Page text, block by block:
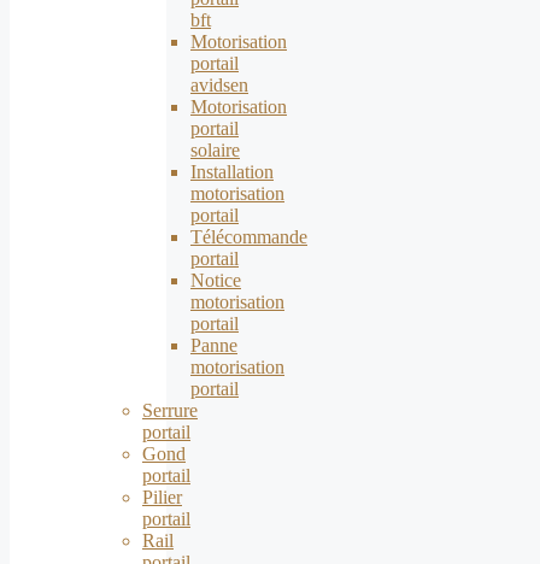
bft
Motorisation
portail
avidsen
Motorisation
portail
solaire
Installation
motorisation
portail
Télécommande
portail
Notice
motorisation
portail
Panne
motorisation
portail
Serrure
portail
Gond
portail
Pilier
portail
Rail